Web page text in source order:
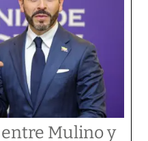
Mulino y